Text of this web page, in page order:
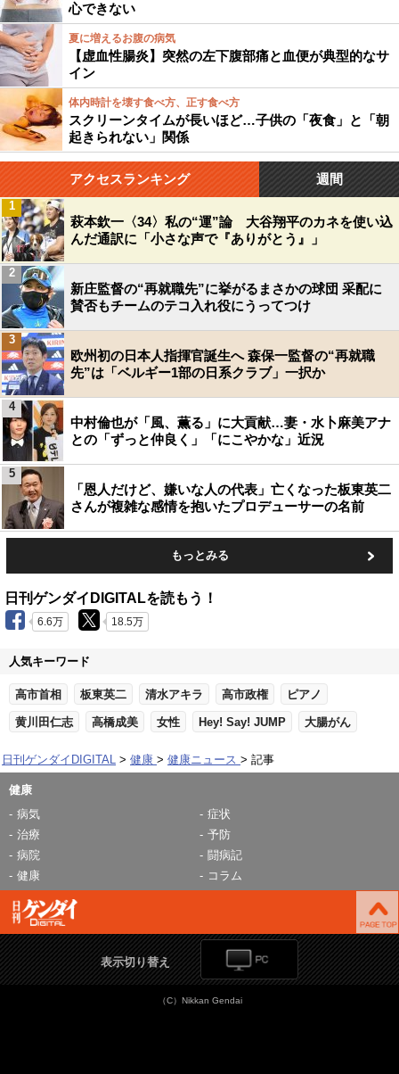
心できない
夏に増えるお腹の病気
【虚血性腸炎】突然の左下腹部痛と血便が典型的なサ
イン
体内時計を壊す食べ方、正す食べ方
スクリーンタイムが長いほど…子供の「夜食」と「朝
起きられない」関係
アクセスランキング 週間
萩本欽一〈34〉私の“運”論 大谷翔平のカネを使い込
んだ通訳に「小さな声で『ありがとう』」
1
新庄監督の“再就職先”に挙がるまさかの球団 采配に
賛否もチームのテコ入れ役にうってつけ
2
欧州初の日本人指揮官誕生へ 森保一監督の“再就職
先”は「ベルギー1部の日系クラブ」一択か
3
中村倫也が「風、薫る」に大貢献…妻・水卜麻美アナ
との「ずっと仲良く」「にこやかな」近況
4
「恩人だけど、嫌いな人の代表」亡くなった板東英二
さんが複雑な感情を抱いたプロデューサーの名前
5
もっとみる
日刊ゲンダイDIGITALを読もう！
6.6万 18.5万
人気キーワード
高市首相 板東英二 清水アキラ 高市政権 ピアノ
黄川田仁志 高橋成美 女性 Hey! Say! JUMP 大腸がん
日刊ゲンダイDIGITAL 健康 健康ニュース 記事
健康
病気
症状
治療
予防
病院
闘病記
健康
コラム
表示切り替え
（C）Nikkan Gendai